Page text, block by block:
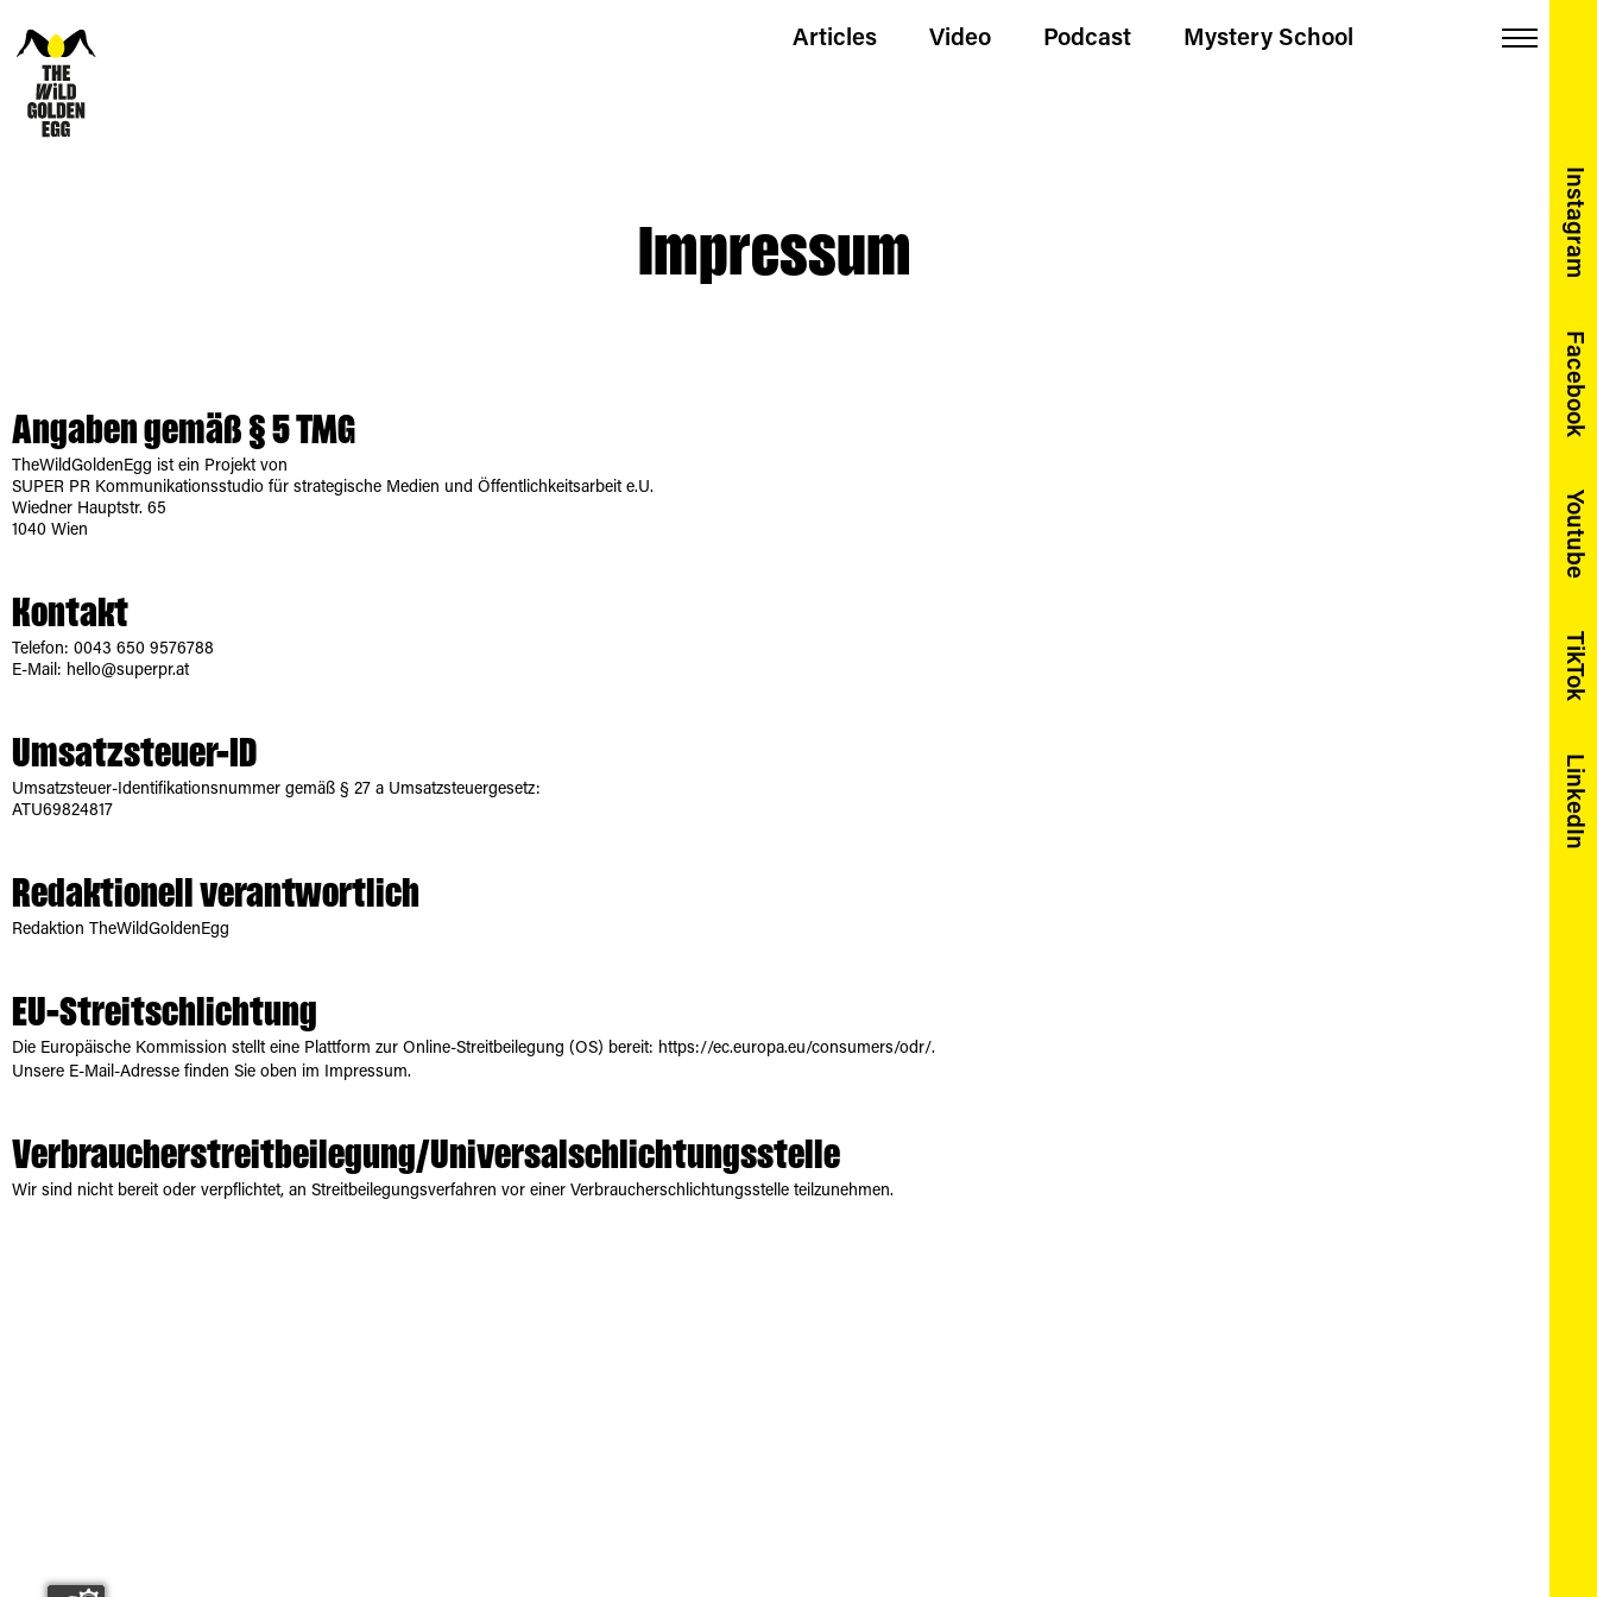
Articles Video Podcast Mystery School
Instagram
Facebook
Youtube
TikTok
LinkedIn
Impressum
Angaben gemäß § 5 TMG
TheWildGoldenEgg ist ein Projekt von
SUPER PR Kommunikationsstudio für strategische Medien und Öffentlichkeitsarbeit e.U.
Wiedner Hauptstr. 65
1040 Wien
Kontakt
Telefon: 0043 650 9576788
E-Mail: hello@superpr.at
Umsatzsteuer-ID
Umsatzsteuer-Identifikationsnummer gemäß § 27 a Umsatzsteuergesetz:
ATU69824817
Redaktionell verantwortlich
Redaktion TheWildGoldenEgg
EU-Streitschlichtung
Die Europäische Kommission stellt eine Plattform zur Online-Streitbeilegung (OS) bereit: https://ec.europa.eu/consumers/odr/.
Unsere E-Mail-Adresse finden Sie oben im Impressum.
Verbraucher­streit­beilegung/Universal­schlichtungs­stelle
Wir sind nicht bereit oder verpflichtet, an Streitbeilegungsverfahren vor einer Verbraucherschlichtungsstelle teilzunehmen.